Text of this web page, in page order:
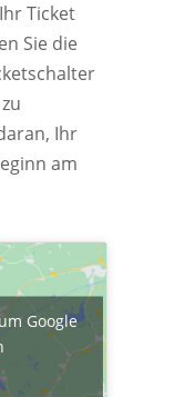
Ticket
Sie die
Ihr
am
Google